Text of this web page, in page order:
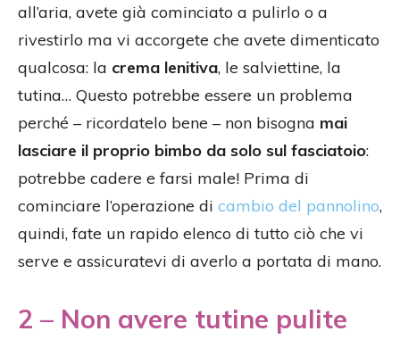
all’aria, avete già cominciato a pulirlo o a
rivestirlo ma vi accorgete che avete dimenticato
qualcosa: la crema lenitiva, le salviettine, la
tutina… Questo potrebbe essere un problema
perché – ricordatelo bene – non bisogna mai
lasciare il proprio bimbo da solo sul fasciatoio:
potrebbe cadere e farsi male! Prima di
cominciare l’operazione di cambio del pannolino,
quindi, fate un rapido elenco di tutto ciò che vi
serve e assicuratevi di averlo a portata di mano.
2 – Non avere tutine pulite